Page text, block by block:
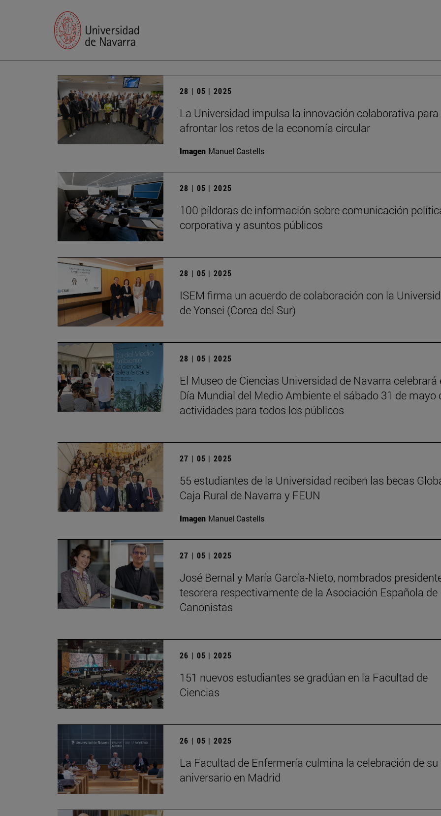
28 | 05 | 2025
La Universidad impulsa la innovación colaborativa para
afrontar los retos de la economía circular
Imagen Manuel Castells
28 | 05 | 2025
100 píldoras de información sobre comunicación
corporativa y asuntos públicos
28 | 05 | 2025
ISEM firma un acuerdo de colaboración con la
de Yonsei (Corea del Sur)
28 | 05 | 2025
El Museo de Ciencias Universidad de Navarra celebrará
Día Mundial del Medio Ambiente el sábado 31 de mayo
actividades para todos los públicos
27 | 05 | 2025
55 estudiantes de la Universidad reciben las becas
Caja Rural de Navarra y FEUN
Imagen Manuel Castells
27 | 05 | 2025
José Bernal y María García-Nieto, nombrados
tesorera respectivamente de la Asociación Española de
Canonistas
26 | 05 | 2025
151 nuevos estudiantes se gradúan en la Facultad de
Ciencias
26 | 05 | 2025
La Facultad de Enfermería culmina la celebración de su
aniversario en Madrid